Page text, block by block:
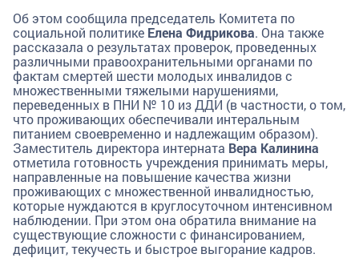
Об этом сообщила председатель Комитета по
социальной политике Елена Фидрикова. Она также
рассказала о результатах проверок, проведенных
различными правоохранительными органами по
фактам смертей шести молодых инвалидов с
множественными тяжелыми нарушениями,
переведенных в ПНИ № 10 из ДДИ (в частности, о том,
что проживающих обеспечивали интеральным
питанием своевременно и надлежащим образом).
Заместитель директора интерната Вера Калинина
отметила готовность учреждения принимать меры,
направленные на повышение качества жизни
проживающих с множественной инвалидностью,
которые нуждаются в круглосуточном интенсивном
наблюдении. При этом она обратила внимание на
существующие сложности с финансированием,
дефицит, текучесть и быстрое выгорание кадров.